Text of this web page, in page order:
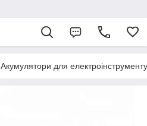
Акумулятори для електроінструменту